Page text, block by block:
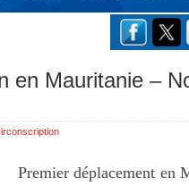
en Mauritanie –
Premier déplacement en